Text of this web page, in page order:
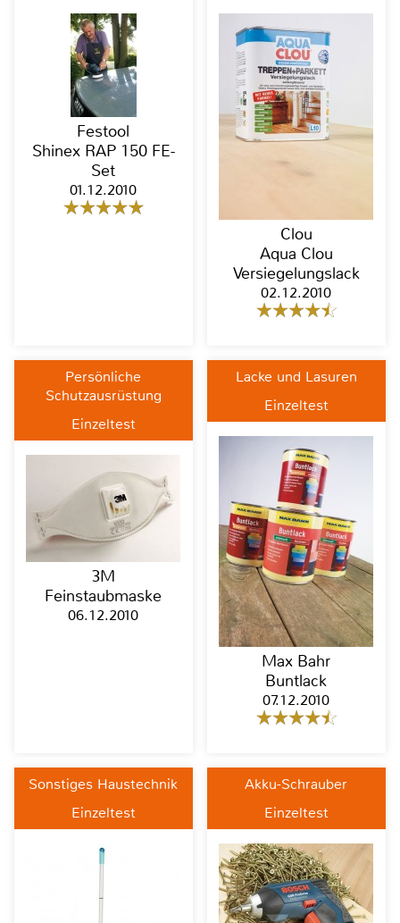
Festool
Shinex RAP 150 FE-
Set
01.12.2010
Clou
Aqua Clou
Versiegelungslack
02.12.2010
Persönliche
Schutzausrüstung
Einzeltest
3M
Feinstaubmaske
06.12.2010
Lacke und Lasuren
Einzeltest
Max Bahr
Buntlack
07.12.2010
Sonstiges Haustechnik
Einzeltest
Akku-Schrauber
Einzeltest